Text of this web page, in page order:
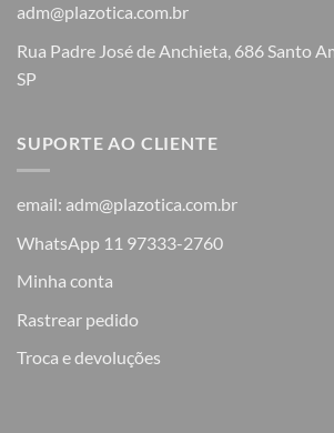
adm@plazotica.com.br
Rua Padre José de Anchieta, 686 Santo
SP
SUPORTE AO CLIENTE
email: adm@plazotica.com.br
WhatsApp 11 97333-2760
Minha conta
Rastrear pedido
Troca e devoluções